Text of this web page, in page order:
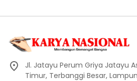
Jl. Jatayu Perum Griya Jatayu
Timur, Terbanggi Besar,